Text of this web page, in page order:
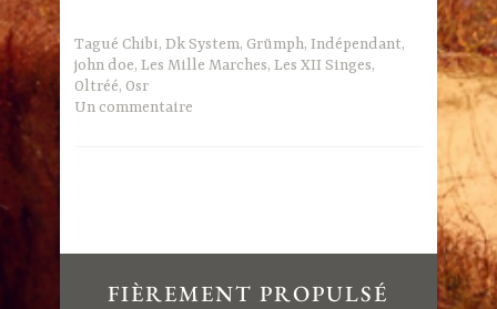
TaguéChibi,Dk System,Grümph,Indépendant,
john doe,Les Mille Marches,Les XII Singes,
Oltréé,Osr
Un commentaire
FIÈREMENT PROPULSÉ